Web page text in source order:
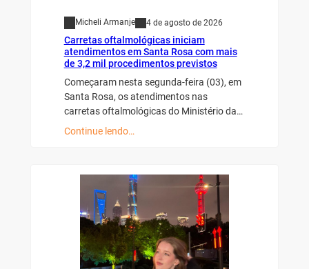
Micheli Armanje 4 de agosto de 2026
Carretas oftalmológicas iniciam
atendimentos em Santa Rosa com mais
de 3,2 mil procedimentos previstos
Começaram nesta segunda-feira (03), em
Santa Rosa, os atendimentos nas
carretas oftalmológicas do Ministério da…
Continue lendo…